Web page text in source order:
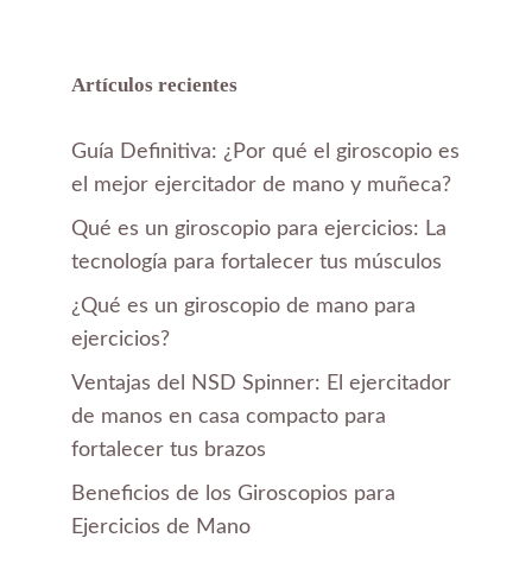
Artículos recientes
Guía Definitiva: ¿Por qué el giroscopio es
el mejor ejercitador de mano y muñeca?
Qué es un giroscopio para ejercicios: La
tecnología para fortalecer tus músculos
¿Qué es un giroscopio de mano para
ejercicios?
Ventajas del NSD Spinner: El ejercitador
de manos en casa compacto para
fortalecer tus brazos
Beneficios de los Giroscopios para
Ejercicios de Mano